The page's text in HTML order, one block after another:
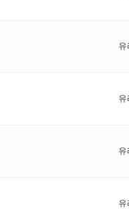
유
유
유
유